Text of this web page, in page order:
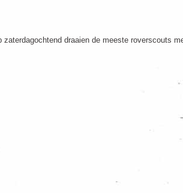
draaien de meeste roverscouts